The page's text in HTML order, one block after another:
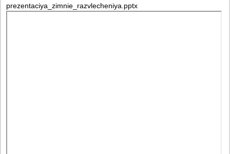
prezentaciya_zimnie_razvlecheniya.pptx